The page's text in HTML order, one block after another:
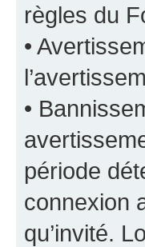
règles du
•
•
période
connexion
qu’invité.